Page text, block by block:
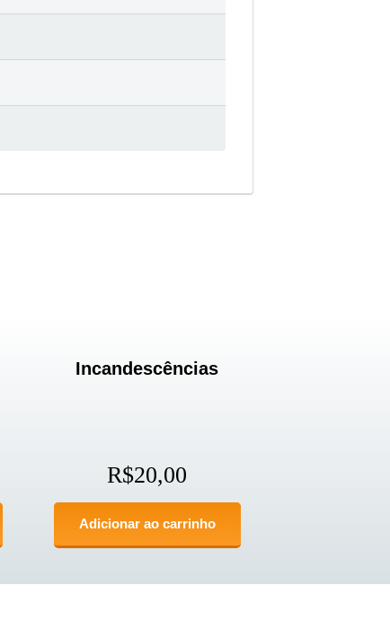
Incandescências
R$20,00
Adicionar ao carrinho